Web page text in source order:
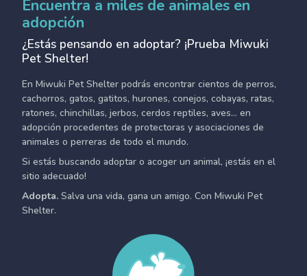
Encuentra a miles de animales en
adopción
¿Estás pensando en adoptar? ¡Prueba Miwuki
Pet Shelter!
En Miwuki Pet Shelter podrás encontrar cientos de perros,
cachorros, gatos, gatitos, hurones, conejos, cobayas, ratas,
ratones, chinchillas, jerbos, cerdos reptiles, aves... en
adopción procedentes de protectoras y asociaciones de
animales o perreras de todo el mundo.
Si estás buscando adoptar o acoger un animal, ¡estás en el
sitio adecuado!
Adopta. Salva una vida, gana un amigo. Con Miwuki Pet
Shelter.